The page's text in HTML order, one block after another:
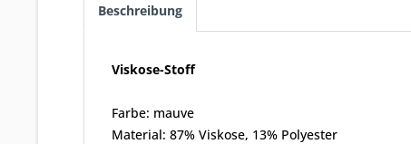
Beschreibung
Viskose-Stoff
Farbe: mauve
Material: 87% Viskose, 13% Polyester